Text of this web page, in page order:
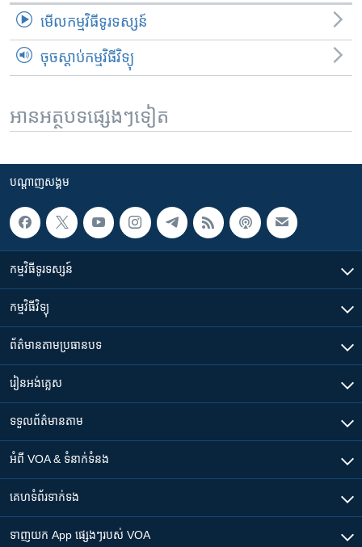
មើល​កម្មវិធី​ទូរទស្សន៍
ចុចស្តាប់កម្មវិធីវិទ្យុ
អានអត្ថបទផ្សេងៗទៀត
បណ្តាញ​សង្គម
កម្មវិធី​ទូរទស្សន៍
កម្មវិធី​វិទ្យុ
ព័ត៌មាន​តាមប្រធានបទ​
រៀន​​អង់គ្លេស
ទទួល​ព័ត៌មាន​តាម
អំពី​ VOA & ទំនាក់ទំនង
គេហទំព័រ​​ទាក់ទង
ទាញយក​ App ផ្សេងៗ​របស់​ VOA